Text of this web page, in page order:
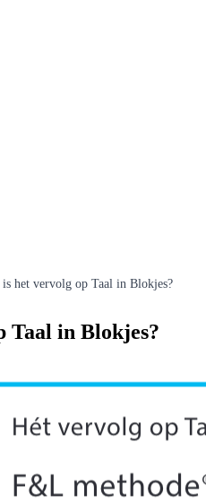
is het vervolg op Taal in Blokjes?
Taal in Blokjes?